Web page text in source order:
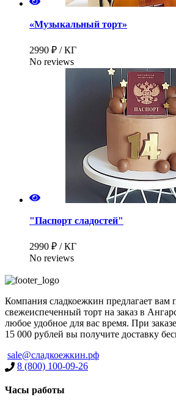
«Музыкальный торт»
2990 ₽ / КГ
No reviews
"Паспорт сладостей"
2990 ₽ / КГ
No reviews
Компания сладкоежкин предлагает вам
свежеиспеченный торт на заказ в
любое удобное для вас время. При
15 000 рублей вы получите доставку
sale@сладкоежкин.рф
8 (800) 100-09-26
Часы работы